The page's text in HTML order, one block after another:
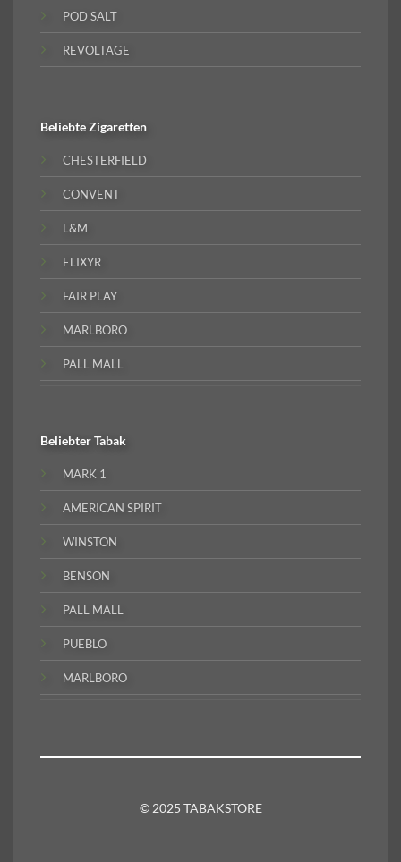
POD SALT
REVOLTAGE
BeliebteZigaretten
CHESTERFIELD
CONVENT
L&M
ELIXYR
FAIR PLAY
MARLBORO
PALL MALL
BeliebterTabak
MARK 1
AMERICAN SPIRIT
WINSTON
BENSON
PALL MALL
PUEBLO
MARLBORO
© 2025 TABAKSTORE